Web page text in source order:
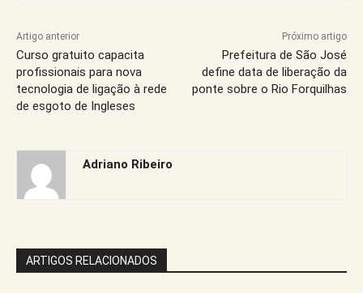
Artigo anterior
Curso gratuito capacita
profissionais para nova
tecnologia de ligação à rede
de esgoto de Ingleses
Próximo artigo
Prefeitura de São José
define data de liberação da
ponte sobre o Rio Forquilhas
Adriano Ribeiro
ARTIGOS RELACIONADOS